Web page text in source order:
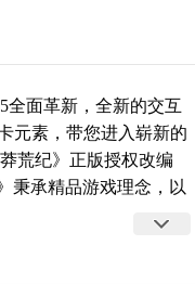
面革新，全新的交互
元素，带您进入崭新的
荒纪》正版授权改编
秉承精品游戏理念，以